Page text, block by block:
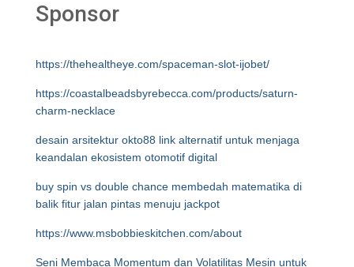
Sponsor
https://thehealtheye.com/spaceman-slot-ijobet/
https://coastalbeadsbyrebecca.com/products/saturn-
charm-necklace
desain arsitektur okto88 link alternatif untuk menjaga
keandalan ekosistem otomotif digital
buy spin vs double chance membedah matematika di
balik fitur jalan pintas menuju jackpot
https://www.msbobbieskitchen.com/about
Seni Membaca Momentum dan Volatilitas Mesin untuk